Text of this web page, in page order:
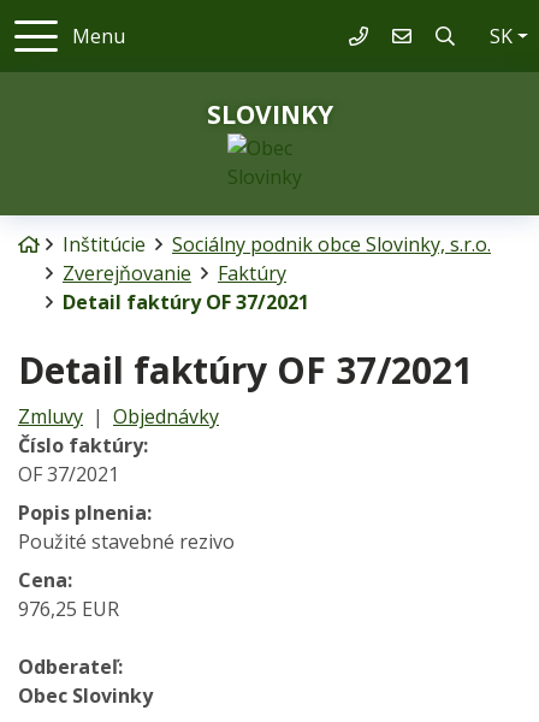
Menu 053/447 02 96 SK
SLOVINKY
Úvodná stránka
Inštitúcie
Sociálny podnik obce Slovinky, s.r.o.
Zverejňovanie
Faktúry
Detail faktúry OF 37/2021
Detail faktúry OF 37/2021
Zmluvy | Objednávky
Číslo faktúry:
OF 37/2021
Popis plnenia:
Použité stavebné rezivo
Cena:
976,25 EUR
Odberateľ:
Obec Slovinky